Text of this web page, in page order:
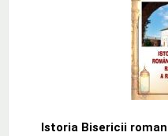
Istoria Bisericii